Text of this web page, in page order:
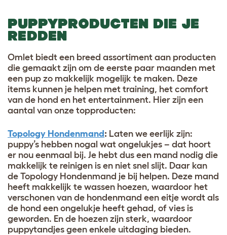
PUPPYPRODUCTEN DIE JE
REDDEN
Omlet biedt een breed assortiment aan producten
die gemaakt zijn om de eerste paar maanden met
een pup zo makkelijk mogelijk te maken. Deze
items kunnen je helpen met training, het comfort
van de hond en het entertainment. Hier zijn een
aantal van onze topproducten:
Topology Hondenmand : Laten we eerlijk zijn:
puppy’s hebben nogal wat ongelukjes – dat hoort
er nou eenmaal bij. Je hebt dus een mand nodig die
makkelijk te reinigen is en niet snel slijt. Daar kan
de Topology Hondenmand je bij helpen. Deze mand
heeft makkelijk te wassen hoezen, waardoor het
verschonen van de hondenmand een eitje wordt als
de hond een ongelukje heeft gehad, of vies is
geworden. En de hoezen zijn sterk, waardoor
puppytandjes geen enkele uitdaging bieden.